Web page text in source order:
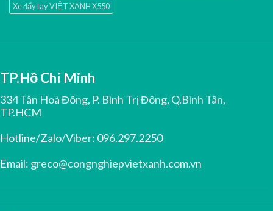
Xe đẩy tay VIỆT XANH X550
TP.Hồ Chí Minh
334 Tân Hoà Đông, P. Bình Trị Đông, Q.Bình Tân,
TP.HCM
Hotline/Zalo/Viber: 096.297.2250
Email: greco@congnghiepvietxanh.com.vn